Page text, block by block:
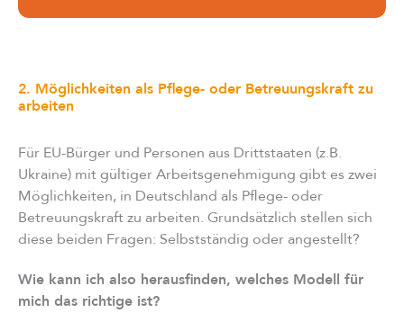
2. Möglichkeiten als Pflege- oder Betreuungskraft zu
arbeiten
Für EU-Bürger und Personen aus Drittstaaten (z.B.
Ukraine) mit gültiger Arbeitsgenehmigung gibt es zwei
Möglichkeiten, in Deutschland als Pflege- oder
Betreuungskraft zu arbeiten. Grundsätzlich stellen sich
diese beiden Fragen: Selbstständig oder angestellt?
Wie kann ich also herausfinden, welches Modell für
mich das richtige ist?